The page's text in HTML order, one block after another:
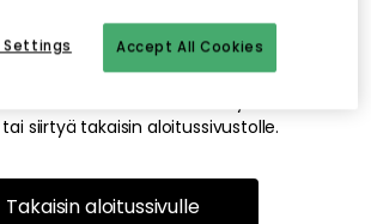
että sivua ei enää ole tai siitä, että se
Pahoittelemme tästä mahdollisesti
siirtyä takaisin aloitussivustolle.
Takaisin aloitussivulle
Accept All Cookies
Settings